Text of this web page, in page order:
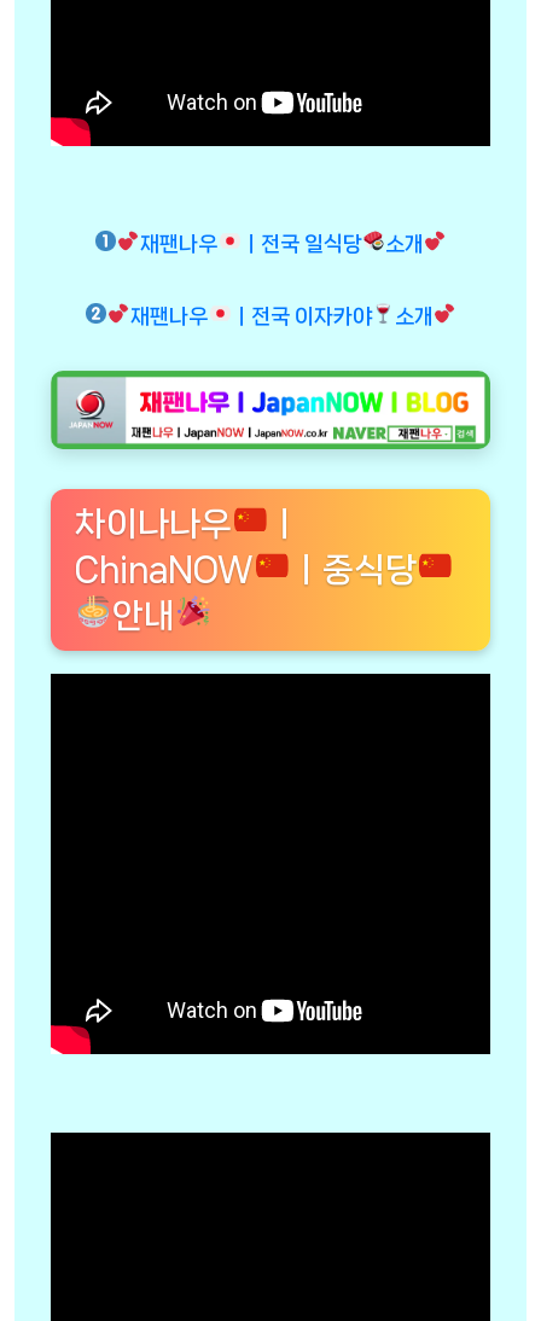
재팬나우 ㅣ전국 일식당 소개
재팬나우 ㅣ전국 이자카야 소개
차이나나우
ChinaNOW
ㅣ중식당
안내